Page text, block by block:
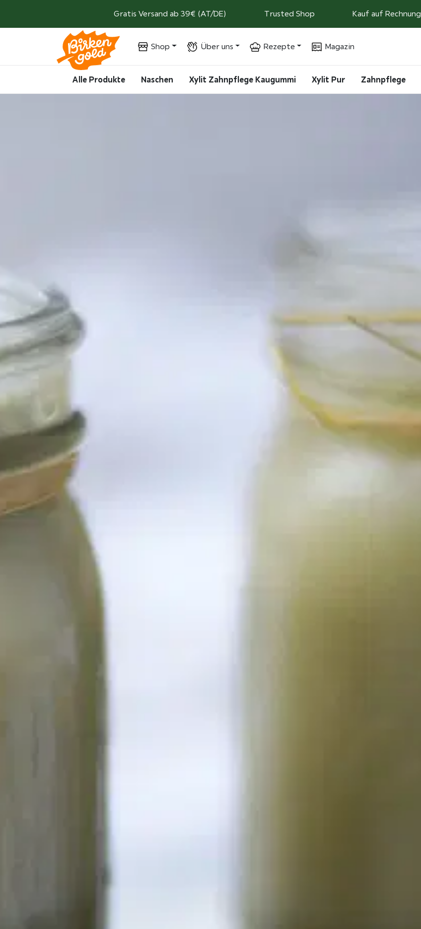
Gratis Versand ab 39€ (AT/DE) Trusted Shop Kauf auf Rechnung
Shop Über uns Rezepte Magazin
Alle Produkte Naschen Xylit Zahnpflege Kaugummi Xylit Pur Zahnpflege